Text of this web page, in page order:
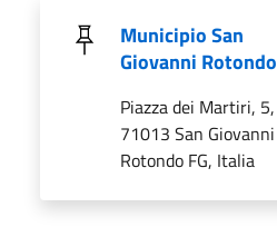
Municipio San
Giovanni Rotondo
Piazza dei Martiri, 5,
71013 San Giovanni
Rotondo FG, Italia